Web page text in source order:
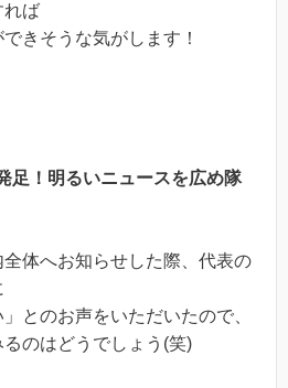
れば
きそうな気がします！
足！明るいニュースを広め隊
体へお知らせした際、代表の
とのお声をいただいたので、
のはどうでしょう(笑)